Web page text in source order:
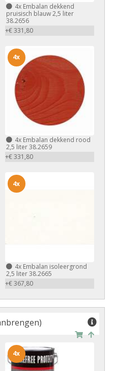
4xEmbalan dekkend
pruisisch blauw 2,5 liter
38.2656
+€ 331,80
4xEmbalan dekkend rood
2,5 liter 38.2659
+€ 331,80
4x
4xEmbalan isoleergrond
2,5 liter 38.2665
+€ 367,80
4x
4x